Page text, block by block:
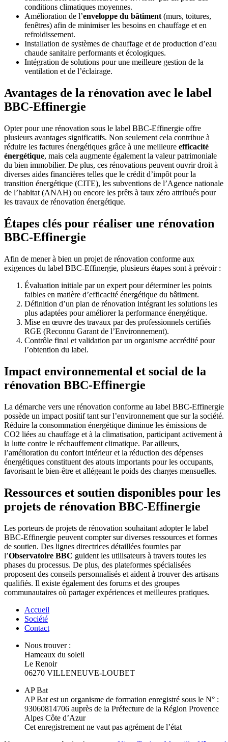
conditions climatiques moyennes.
Amélioration de l’enveloppe du bâtiment(murs, toitures,
fenêtres) afin de minimiser les besoins en chauffage et en
refroidissement.
Installation de systèmes de chauffage et de production d’eau
chaude sanitaire performants et écologiques.
Intégration de solutions pour une meilleure gestion de la
ventilation et de l’éclairage.
Avantages de la rénovation avec le label
BBC-Effinergie
Opter pour une rénovation sous le label BBC-Effinergie offre
plusieurs avantages significatifs. Non seulement cela contribue à
réduire les factures énergétiques grâce à une meilleure efficacité
énergétique, mais cela augmente également la valeur patrimoniale
du bien immobilier. De plus, ces rénovations peuvent ouvrir droit à
diverses aides financières telles que le crédit d’impôt pour la
transition énergétique (CITE), les subventions de l’Agence nationale
de l’habitat (ANAH) ou encore les prêts à taux zéro attribués pour
les travaux de rénovation énergétique.
Étapes clés pour réaliser une rénovation
BBC-Effinergie
Afin de mener à bien un projet de rénovation conforme aux
exigences du label BBC-Effinergie, plusieurs étapes sont à prévoir :
Évaluation initiale par un expert pour déterminer les points
faibles en matière d’efficacité énergétique du bâtiment.
Définition d’un plan de rénovation intégrant les solutions les
plus adaptées pour améliorer la performance énergétique.
Mise en œuvre des travaux par des professionnels certifiés
RGE (Reconnu Garant de l’Environnement).
Contrôle final et validation par un organisme accrédité pour
l’obtention du label.
Impact environnemental et social de la
rénovation BBC-Effinergie
La démarche vers une rénovation conforme au label BBC-Effinergie
possède un impact positif tant sur l’environnement que sur la société.
Réduire la consommation énergétique diminue les émissions de
CO2 liées au chauffage et à la climatisation, participant activement à
la lutte contre le réchauffement climatique. Par ailleurs,
l’amélioration du confort intérieur et la réduction des dépenses
énergétiques constituent des atouts importants pour les occupants,
favorisant le bien-être et allégeant le poids des charges mensuelles.
Ressources et soutien disponibles pour les
projets de rénovation BBC-Effinergie
Les porteurs de projets de rénovation souhaitant adopter le label
BBC-Effinergie peuvent compter sur diverses ressources et formes
de soutien. Des lignes directrices détaillées fournies par
l’Observatoire BBC guident les utilisateurs à travers toutes les
phases du processus. De plus, des plateformes spécialisées
proposent des conseils personnalisés et aident à trouver des artisans
qualifiés. Il existe également des forums et des groupes
communautaires où partager expériences et meilleures pratiques.
Accueil
Société
Contact
Nous trouver :
Hameaux du soleil
Le Renoir
06270 VILLENEUVE-LOUBET
AP Bat
AP Bat est un organisme de formation enregistré sous le N° :
93060814706 auprès de la Préfecture de la Région Provence
Alpes Côte d’Azur
Cet enregistrement ne vaut pas agrément de l’état